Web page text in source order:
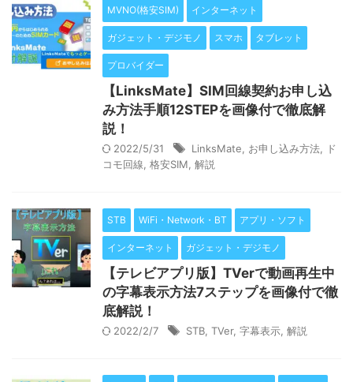
MVNO(格安SIM) インターネット
ガジェット・デジモノ スマホ タブレット
プロバイダー
【LinksMate】SIM回線契約お申し込
み方法手順12STEPを画像付で徹底解
説！
2022/5/31 LinksMate お申し込み方法
ド
コモ回線 格安SIM 解説
STB WiFi・Network・BT アプリ・ソフト
インターネット ガジェット・デジモノ
【テレビアプリ版】TVerで動画再生中
の字幕表示方法7ステップを画像付で徹
底解説！
2022/2/7 STB TVer, 字幕表示 解説